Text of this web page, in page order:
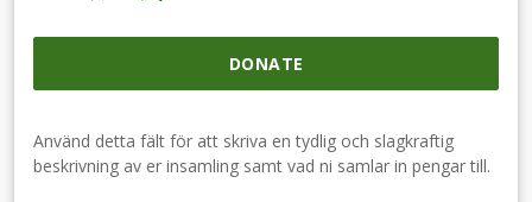
DONATE
Använd detta fält för att skriva en tydlig och slagkraftig
beskrivning av er insamling samt vad ni samlar in pengar till.